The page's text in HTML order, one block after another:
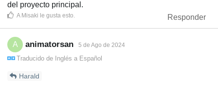
del proyecto principal.
Responder
A Misaki le gusta esto.
A animatorsan 5 de Ago de 2024
Traducido de Inglés a Español
Harald